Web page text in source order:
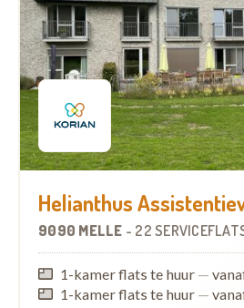
Helianthus
9090 MELLE - 22
1-kamer flats te huur —
1-kamer flats te huur —